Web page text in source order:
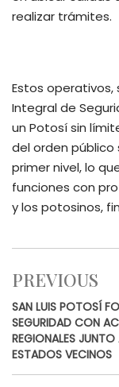
realizar trámites.
Estos
Integral de
un Potosí sin
del orden
primer nivel, lo
funciones con
y los potosinos,
PREVIOUS
SAN LUIS POTOSÍ
SEGURIDAD CON
REGIONALES
ESTADOS VECINOS